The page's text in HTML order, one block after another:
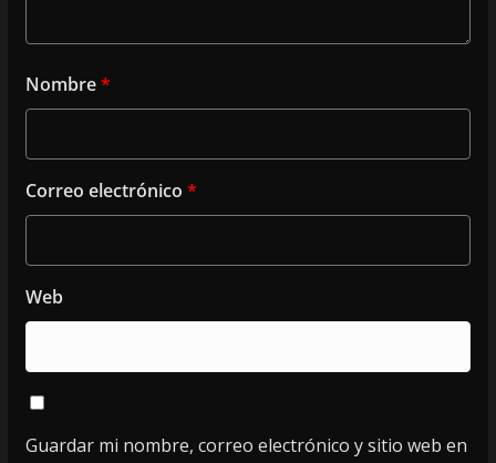
Nombre*
Correo electrónico *
Web
Guardar mi nombre, correo electrónico y sitio web en